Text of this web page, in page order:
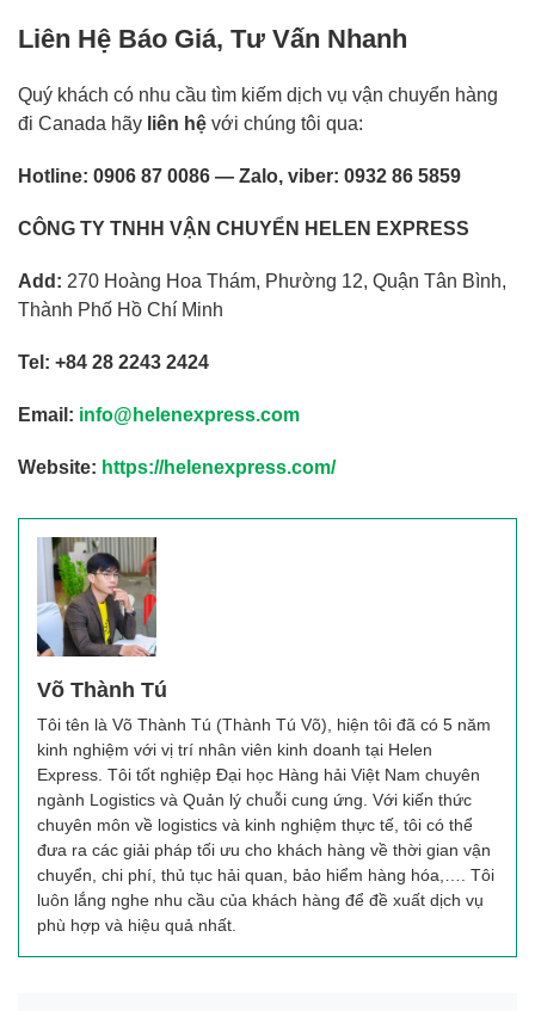
Liên Hệ Báo Giá, Tư Vấn Nhanh
Quý khách có nhu cầu tìm kiếm dịch vụ vận chuyển hàng
đi Canada hãy liên hệ với chúng tôi qua:
Hotline: 0906 87 0086 — Zalo, viber: 0932 86 5859
CÔNG TY TNHH VẬN CHUYỂN HELEN EXPRESS
Add: 270 Hoàng Hoa Thám, Phường 12, Quận Tân Bình,
Thành Phố Hồ Chí Minh
Tel: +84 28 2243 2424
Email: info@helenexpress.com
Website: https://helenexpress.com/
Võ Thành Tú
Tôi tên là Võ Thành Tú (Thành Tú Võ), hiện tôi đã có 5 năm
kinh nghiệm với vị trí nhân viên kinh doanh tại Helen
Express. Tôi tốt nghiệp Đại học Hàng hải Việt Nam chuyên
ngành Logistics và Quản lý chuỗi cung ứng. Với kiến thức
chuyên môn về logistics và kinh nghiệm thực tế, tôi có thể
đưa ra các giải pháp tối ưu cho khách hàng về thời gian vận
chuyển, chi phí, thủ tục hải quan, bảo hiểm hàng hóa,…. Tôi
luôn lắng nghe nhu cầu của khách hàng để đề xuất dịch vụ
phù hợp và hiệu quả nhất.